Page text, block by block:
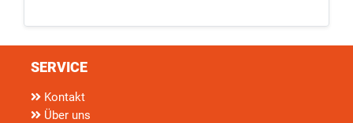
SERVICE
Kontakt
Über uns